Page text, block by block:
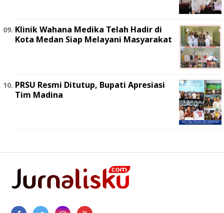
Klinik Wahana Medika Telah Hadir di
Kota Medan Siap Melayani Masyarakat
PRSU Resmi Ditutup, Bupati Apresiasi
Tim Madina